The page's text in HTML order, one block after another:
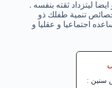
ليتزداد ثقته بنفسه .
تنمية طفلك ذو
اجتماعيا و عقليا و
سنين :